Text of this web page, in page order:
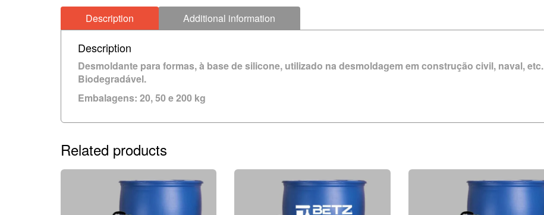
Description Additional information
Description
Desmoldante para formas, à base de silicone, utilizado na desmoldagem em construção civil, naval, etc.
Biodegradável.
Embalagens: 20, 50 e 200 kg
Related products